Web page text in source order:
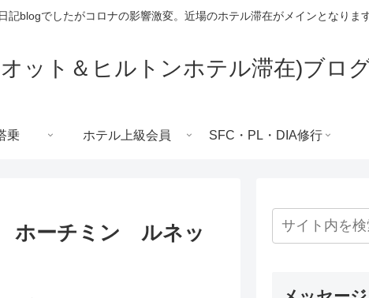
blogでしたがコロナの影響激変。近場のホテル滞在がメインとなります
ット＆ヒルトンホテル滞在)ブロ
乗 ホテル上級会員 SFC・PL・DIA修行
ーチミン ルネッ